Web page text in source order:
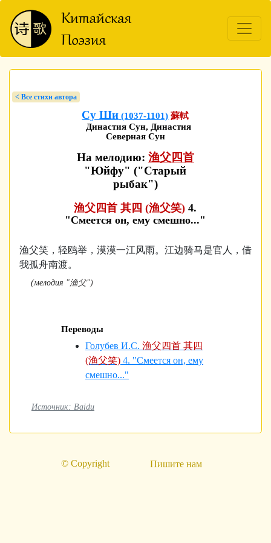
< Bсе стихи автора
Су Ши (1037-1101) 蘇軾
Династия Сун, Династия
Северная Сун
На мелодию: 渔父四首
"Юйфу" ("Старый
рыбак")
渔父四首 其四 (渔父笑) 4.
"Смеется он, ему смешно..."
渔父笑，轻鸥举，漠漠一江风雨。江边骑马是官人，借
我孤舟南渡。
(мелодия "渔父")
Переводы
Голубев И.С. 渔父四首 其四
(渔父笑) 4. "Смеется он, ему
смешно..."
Источник: Baidu
© Copyright Пишите нам